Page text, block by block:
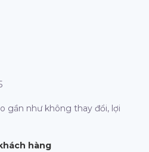
gần như không thay đổi, lợi
hàng